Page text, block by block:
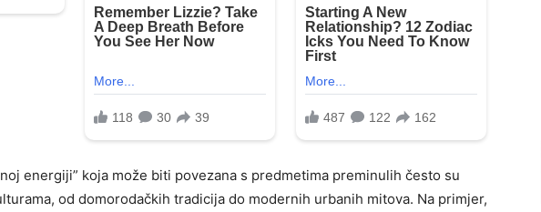
energiji” koja može biti povezana s predmetima preminulih često su
od domorodačkih tradicija do modernih urbanih mitova. Na primjer,